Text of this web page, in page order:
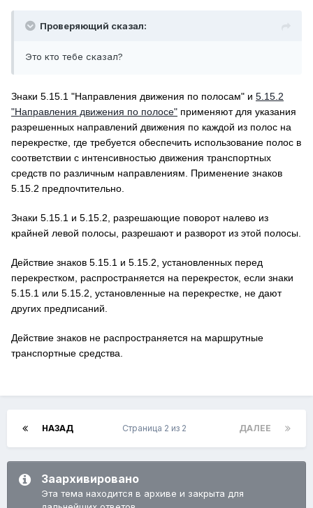
Проверяющий сказал:
Это кто тебе сказал?
Знаки 5.15.1 "Направления движения по полосам" и 5.15.2
"Направления движения по полосе" применяют для указания
разрешенных направлений движения по каждой из полос на
перекрестке, где требуется обеспечить использование полос в
соответствии с интенсивностью движения транспортных
средств по различным направлениям. Применение знаков
5.15.2 предпочтительно.
Знаки 5.15.1 и 5.15.2, разрешающие поворот налево из
крайней левой полосы, разрешают и разворот из этой полосы.
Действие знаков 5.15.1 и 5.15.2, установленных перед
перекрестком, распространяется на перекресток, если знаки
5.15.1 или 5.15.2, установленные на перекрестке, не дают
других предписаний.
Действие знаков не распространяется на маршрутные
транспортные средства.
НАЗАД ДАЛЕЕ
Страница 2 из 2
Заархивировано
Эта тема находится в архиве и закрыта для